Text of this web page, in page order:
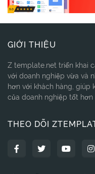
GIỚI THIỆU
Z template.net triển khai
với doanh nghiệp vừa và
hơn với khách hàng, giúp
của doanh nghiệp tốt hơn .
THEO DÕI